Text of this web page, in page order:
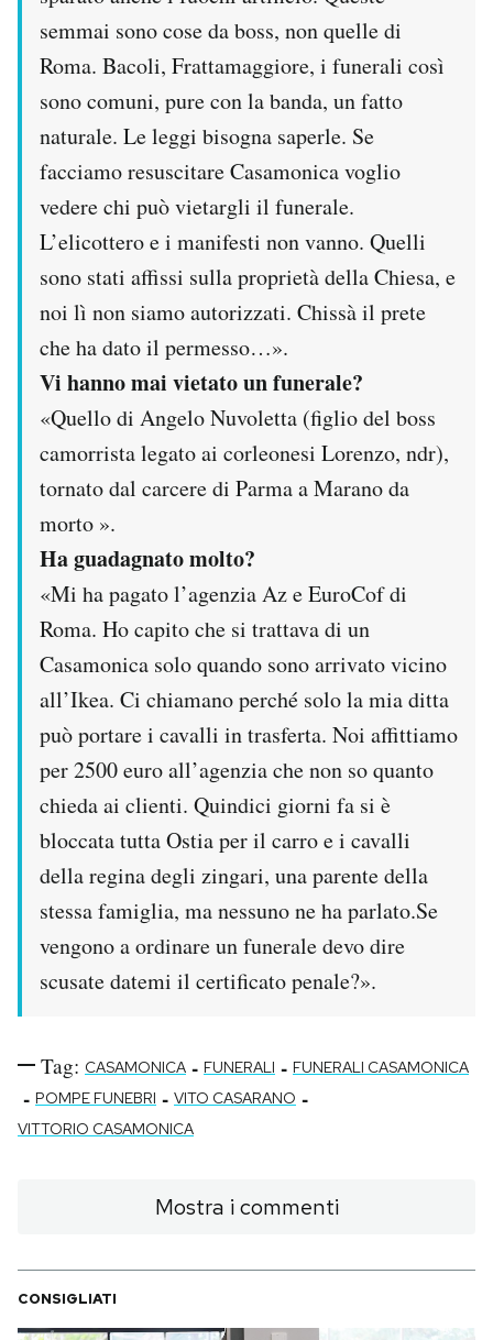
semmai sono cose da boss, non quelle di
Roma. Bacoli, Frattamaggiore, i funerali così
sono comuni, pure con la banda, un fatto
naturale. Le leggi bisogna saperle. Se
facciamo resuscitare Casamonica voglio
vedere chi può vietargli il funerale.
L’elicottero e i manifesti non vanno. Quelli
sono stati affissi sulla proprietà della Chiesa, e
noi lì non siamo autorizzati. Chissà il prete
che ha dato il permesso…».
Vi hanno mai vietato un funerale?
«Quello di Angelo Nuvoletta (figlio del boss
camorrista legato ai corleonesi Lorenzo, ndr),
tornato dal carcere di Parma a Marano da
morto ».
Ha guadagnato molto?
«Mi ha pagato l’agenzia Az e EuroCof di
Roma. Ho capito che si trattava di un
Casamonica solo quando sono arrivato vicino
all’Ikea. Ci chiamano perché solo la mia ditta
può portare i cavalli in trasferta. Noi affittiamo
per 2500 euro all’agenzia che non so quanto
chieda ai clienti. Quindici giorni fa si è
bloccata tutta Ostia per il carro e i cavalli
della regina degli zingari, una parente della
stessa famiglia, ma nessuno ne ha parlato.Se
vengono a ordinare un funerale devo dire
scusate datemi il certificato penale?».
Tag: CASAMONICA - FUNERALI - FUNERALI CASAMONICA
- POMPE FUNEBRI - VITO CASARANO -
VITTORIO CASAMONICA
Mostra i commenti
CONSIGLIATI